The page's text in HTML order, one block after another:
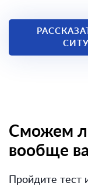
Сможем
вообще
Пройдите тест